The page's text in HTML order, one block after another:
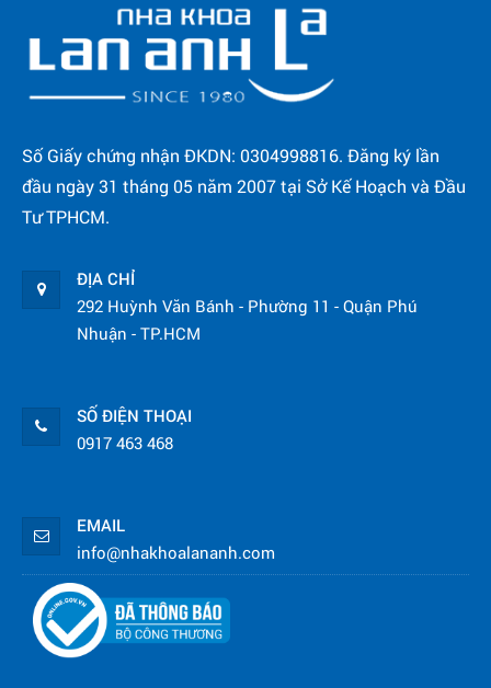
Số Giấy chứng nhận ĐKDN: 0304998816. Đăng ký lần
đầu ngày 31 tháng 05 năm 2007 tại Sở Kế Hoạch và Đầu
Tư TPHCM.
ĐỊA CHỈ
292 Huỳnh Văn Bánh - Phường 11 - Quận Phú
Nhuận - TP.HCM
SỐ ĐIỆN THOẠI
0917 463 468
EMAIL
info@nhakhoalananh.com